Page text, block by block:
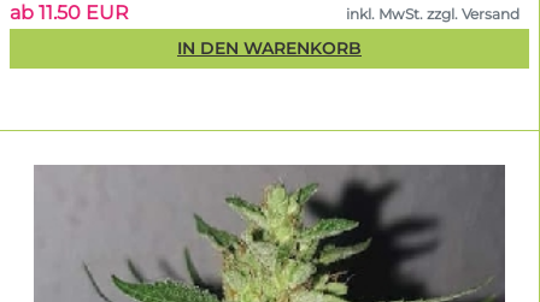
ab 11.50 EUR inkl. MwSt. zzgl. Versand
IN DEN WARENKORB